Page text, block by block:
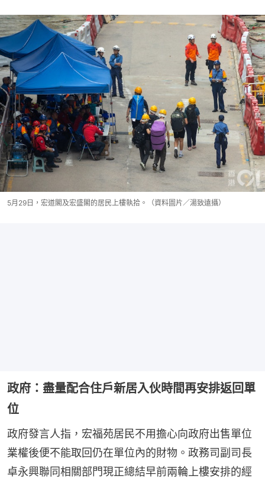
5月29日，宏道閣及宏盛閣的居民上樓執拾。（資料圖片／湯致遠攝）
政府：盡量配合住戶新居入伙時間再安排返回單
位
政府發言人指，宏福苑居民不用擔心向政府出售單位
業權後便不能取回仍在單位內的財物。政務司副司長
卓永興聯同相關部門現正總結早前兩輪上樓安排的經